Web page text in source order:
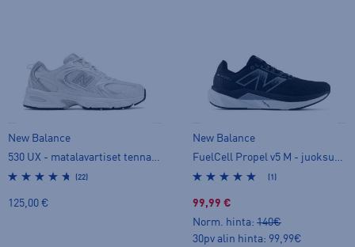
New Balance
530 UX - matalavartiset tennarit
(22)
125,00 €
New Balance
FuelCell Propel v5 M - juoksukengät
(1)
99,99 €
Norm. hinta: 140€
30pv alin hinta: 99,99€